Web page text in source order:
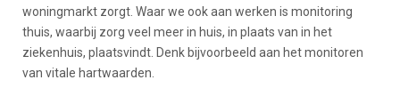
woningmarkt zorgt. Waar we ook aan werken is monitoring
thuis, waarbij zorg veel meer in huis, in plaats van in het
ziekenhuis, plaatsvindt. Denk bijvoorbeeld aan het monitoren
van vitale hartwaarden.